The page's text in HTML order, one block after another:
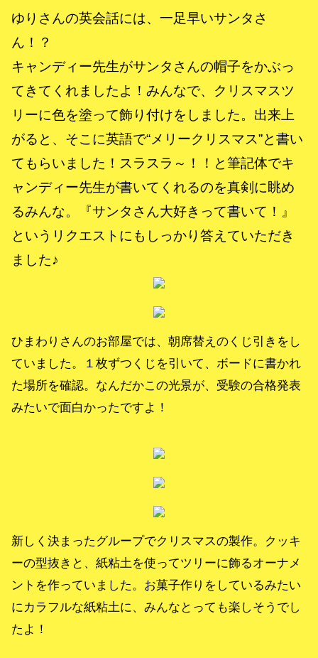
ゆりさんの英会話には、一足早いサンタさ
ん！？
キャンディー先生がサンタさんの帽子をかぶっ
てきてくれましたよ！みんなで、クリスマスツ
リーに色を塗って飾り付けをしました。出来上
がると、そこに英語で“メリークリスマス”と書い
てもらいました！スラスラ～！！と筆記体でキ
ャンディー先生が書いてくれるのを真剣に眺め
るみんな。『サンタさん大好きって書いて！』
というリクエストにもしっかり答えていただき
ました♪
ひまわりさんのお部屋では、朝席替えのくじ引きをし
ていました。１枚ずつくじを引いて、ボードに書かれ
た場所を確認。なんだかこの光景が、受験の合格発表
みたいで面白かったですよ！
新しく決まった グループでクリスマスの製作。クッキ
ーの型抜きと、紙粘土を使ってツリーに飾るオーナメ
ントを作っていました。お菓子作りをしているみたい
にカラフルな紙粘土に、みんなとっても楽しそうでし
たよ！